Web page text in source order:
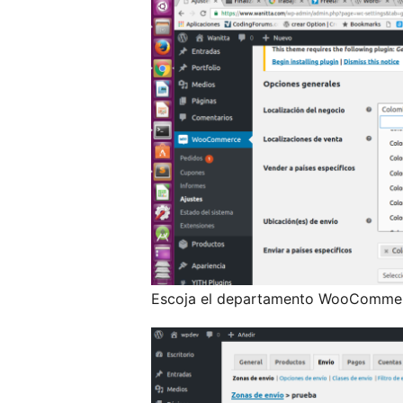
Escoja el departamento